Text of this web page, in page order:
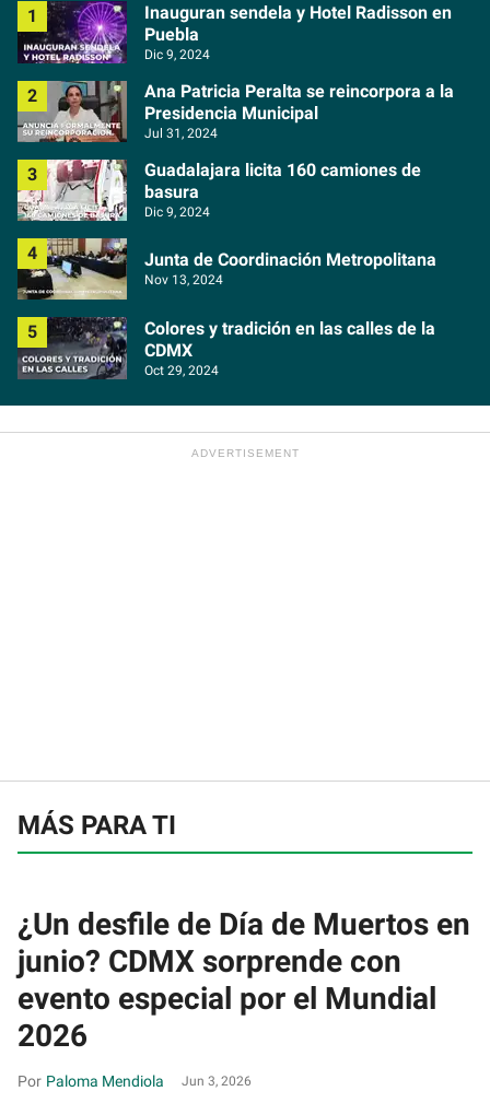
Inauguran sendela y Hotel Radisson en
Puebla
Dic 9, 2024
Ana Patricia Peralta se reincorpora a la
Presidencia Municipal
Jul 31, 2024
Guadalajara licita 160 camiones de
basura
Dic 9, 2024
Junta de Coordinación Metropolitana
Nov 13, 2024
Colores y tradición en las calles de la
CDMX
Oct 29, 2024
MÁS PARA TI
¿Un desfile de Día de Muertos en
junio? CDMX sorprende con
evento especial por el Mundial
2026
Paloma Mendiola Jun 3, 2026